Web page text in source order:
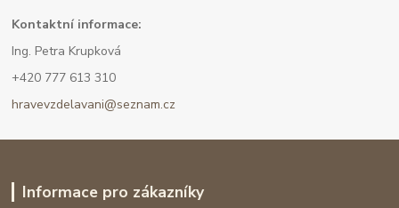
Kontaktní informace:
Ing. Petra Krupková
+420 777 613 310
hravevzdelavani@seznam.cz
Informace pro zákazníky